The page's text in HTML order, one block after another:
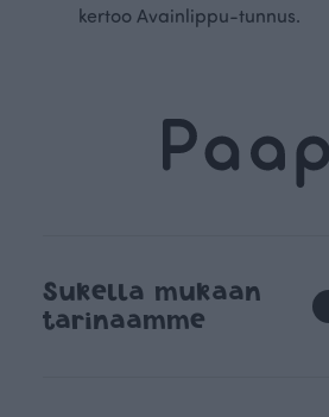
kertoo Avainlippu-tunnus.
Sukella mukaan
tarinaamme